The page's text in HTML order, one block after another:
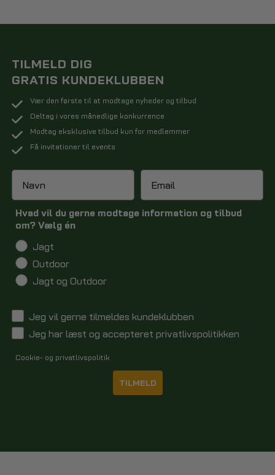
TILMELD DIG
GRATIS KUNDEKLUBBEN
Vær den første til at modtage nyheder og tilbud
Deltag i vores månedlige konkurrence
Modtag eksklusive tilbud kun for medlemmer
Få invitationer til events
Hvad vil du gerne modtage information og tilbud
om? Vælg én
Jagt
Outdoor
Jagt og Outdoor
Jeg vil gerne tilmeldes kundeklubben
Jeg har læst og accepteret privatlivspolitikken
Cookie- og privatlivspolitik
TILMELD